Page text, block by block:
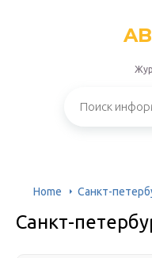
Home Санкт-
Санкт-